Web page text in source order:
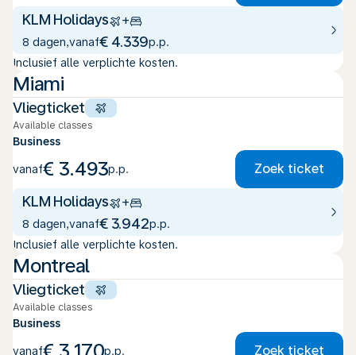
KLM Holidays +
8 dagen,vanaf€ 4.339p.p.
Inclusief alle verplichte kosten.
Miami
Vliegticket
Available classes
Business
vanaf€ 3.493p.p. Zoek ticket
KLM Holidays +
8 dagen,vanaf€ 3.942p.p.
Inclusief alle verplichte kosten.
Montreal
Vliegticket
Available classes
Business
vanaf p.p. Zoek ticket